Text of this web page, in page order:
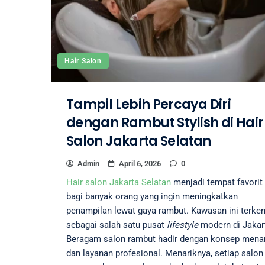
Hair Salon
Tampil Lebih Percaya Diri
dengan Rambut Stylish di Hair
Salon Jakarta Selatan
Admin April 6, 2026 0
Hair salon Jakarta Selatan menjadi tempat favorit
bagi banyak orang yang ingin meningkatkan
penampilan lewat gaya rambut. Kawasan ini
sebagai salah satu pusat lifestylemodern di
Beragam salon rambut hadir dengan konsep
dan layanan profesional. Menariknya, setiap salon